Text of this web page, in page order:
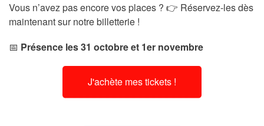
Vous n’avez pas encore vos places ? 👉 Réservez-les dès
maintenant sur notre billetterie !
📅 Présence les 31 octobre et 1er novembre
J'achète mes tickets !